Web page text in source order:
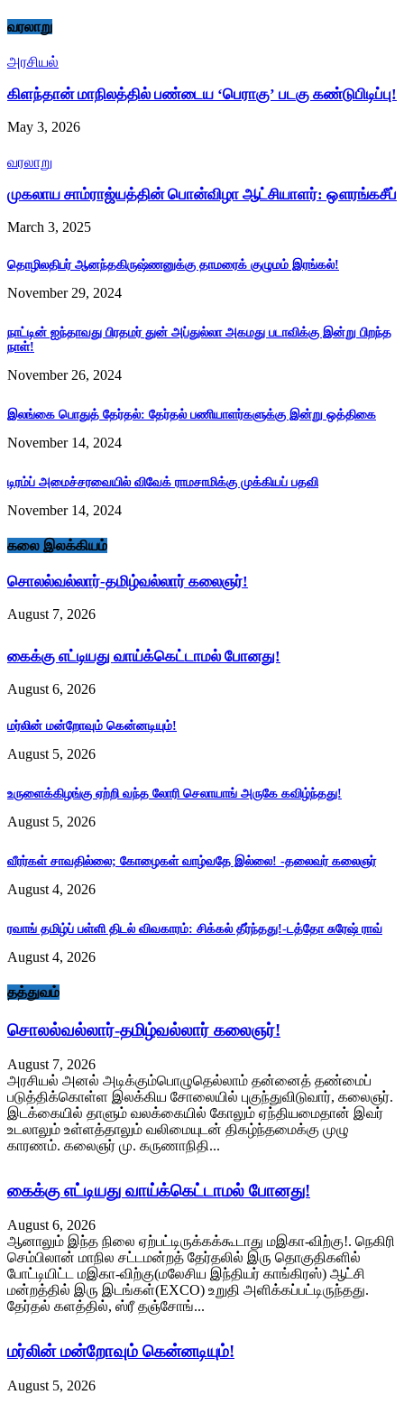
வரலாறு
அரசியல்
கிளந்தான் மாநிலத்தில் பண்டைய ‘பெராகு’ படகு கண்டுபிடிப்பு!
May 3, 2026
வரலாறு
முகலாய சாம்ராஜ்யத்தின் பொன்விழா ஆட்சியாளர்: ஔரங்கசீப்
March 3, 2025
தொழிலதிபர் ஆனந்தகிருஷ்ணனுக்கு தாமரைக் குழுமம் இரங்கல்!
November 29, 2024
நாட்டின் ஐந்தாவது பிரதமர் துன் அப்துல்லா அகமது படாவிக்கு இன்று பிறந்த
நாள்!
November 26, 2024
இலங்கை பொதுத் தேர்தல்: தேர்தல் பணியாளர்களுக்கு இன்று ஒத்திகை
November 14, 2024
டிரம்ப் அமைச்சரவையில் விவேக் ராமசாமிக்கு முக்கியப் பதவி
November 14, 2024
கலை இலக்கியம்
சொலல்வல்லார்-தமிழ்வல்லார் கலைஞர்!
August 7, 2026
கைக்கு எட்டியது வாய்க்கெட்டாமல் போனது!
August 6, 2026
மர்லின் மன்றோவும் கென்னடியும்!
August 5, 2026
உருளைக்கிழங்கு ஏற்றி வந்த லோரி செலாயாங் அருகே கவிழ்ந்தது!
August 5, 2026
வீரர்கள் சாவதில்லை; கோழைகள் வாழ்வதே இல்லை! -தலைவர் கலைஞர்
August 4, 2026
ரவாங் தமிழ்ப் பள்ளி திடல் விவகாரம்: சிக்கல் தீர்ந்தது!-டத்தோ சுரேஷ் ராவ்
August 4, 2026
தத்துவம்
சொலல்வல்லார்-தமிழ்வல்லார் கலைஞர்!
August 7, 2026
அரசியல் அனல் அடிக்கும்பொழுதெல்லாம் தன்னைத் தண்மைப்
படுத்திக்கொள்ள இலக்கிய சோலையில் புகுந்துவிடுவார், கலைஞர்.
இடக்கையில் தாளும் வலக்கையில் கோலும் ஏந்தியமைதான் இவர்
உடலாலும் உள்ளத்தாலும் வலிமையுடன் திகழ்ந்தமைக்கு முழு
காரணம். கலைஞர் மு. கருணாநிதி...
கைக்கு எட்டியது வாய்க்கெட்டாமல் போனது!
August 6, 2026
ஆனாலும் இந்த நிலை ஏற்பட்டிருக்கக்கூடாது மஇகா-விற்கு!. நெகிரி
செம்பிலான் மாநில சட்டமன்றத் தேர்தலில் இரு தொகுதிகளில்
போட்டியிட்ட மஇகா-விற்கு(மலேசிய இந்தியர் காங்கிரஸ்) ஆட்சி
மன்றத்தில் இரு இடங்கள்(EXCO) உறுதி அளிக்கப்பட்டிருந்தது.
தேர்தல் களத்தில், ஸ்ரீ தஞ்சோங்...
மர்லின் மன்றோவும் கென்னடியும்!
August 5, 2026